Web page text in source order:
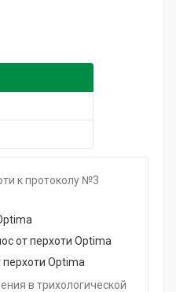
упаковка
к протоколу №3
от перхоти Optima
перхоти Optima
в трихологической